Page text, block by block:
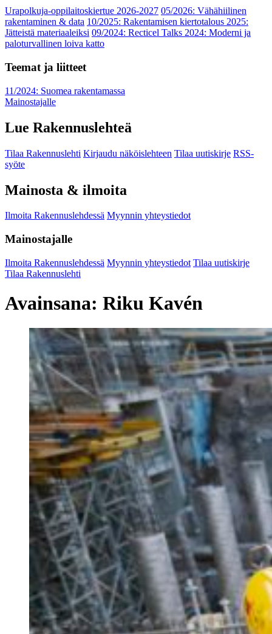
Urapolkuja-oppilaitoskiertue 2026-2027 05/2026: Vähähiilinen
rakentaminen & data 10/2025: Rakentamisen kiertotalous 2025:
Jätteistä materiaaleiksi 09/2024: Recticel Talks 2024: Moderni ja
paloturvallinen loiva katto
Teemat ja liitteet
11/2024: Suomea rakentamassa
Mainostajalle
Lue Rakennuslehteä
Tilaa Rakennuslehti Kirjaudu näköislehteen Tilaa uutiskirje RSS-
syöte
Mainosta & ilmoita
Ilmoita Rakennuslehdessä Myynnin yhteystiedot
Mainostajalle
Ilmoita Rakennuslehdessä Myynnin yhteystiedot Tilaa uutiskirje
Tilaa Rakennuslehti
Avainsana: Riku Kavén